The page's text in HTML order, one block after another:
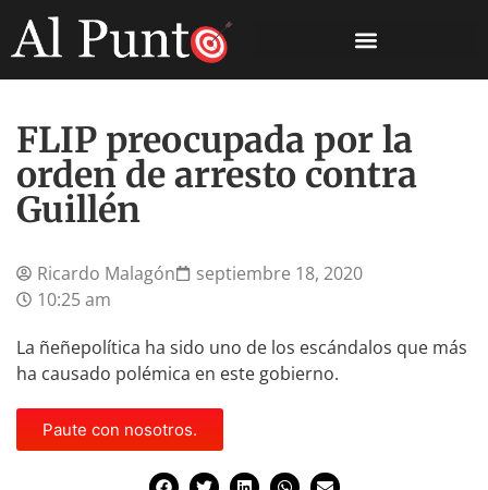
FLIP preocupada por la
orden de arresto contra
Guillén
Ricardo Malagón
septiembre 18, 2020
10:25 am
La ñeñepolítica ha sido uno de los escándalos que más
ha causado polémica en este gobierno.
Paute con nosotros.